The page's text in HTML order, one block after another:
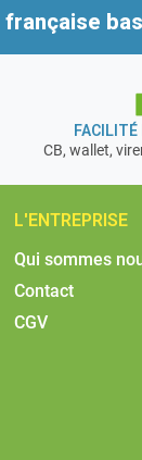
française
FACILITÉ
CB, wallet,
L'ENTREPRISE
Qui sommes
Contact
CGV